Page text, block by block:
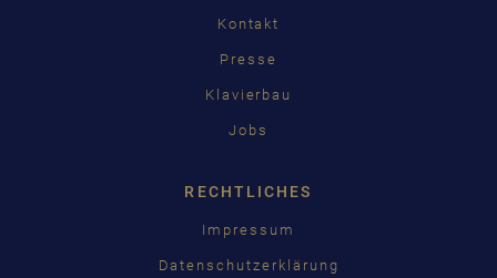
Kontakt
Presse
Klavierbau
Jobs
RECHTLICHES
Impressum
Datenschutzerklärung